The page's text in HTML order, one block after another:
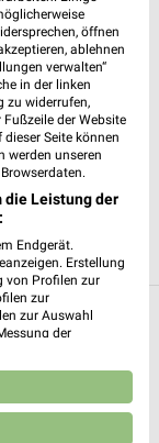
Prospekten
in
öffnen
ablehnen
verwalten“
in der linken
zu widerrufen,
der Website
dieser Seite können
werden unseren
die Leistung der
Endgerät.
Erstellung
von Profilen zur
zur
zur Auswahl
der
Entwicklung und
zur Auswahl
und in die